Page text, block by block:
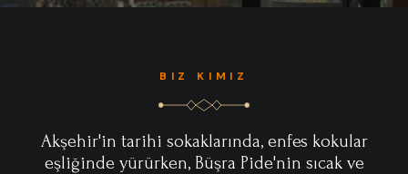
BIZ KIMIZ
Akşehir'in tarihi sokaklarında, enfes kokular
eşliğinde yürürken, Büşra Pide'nin sıcak ve